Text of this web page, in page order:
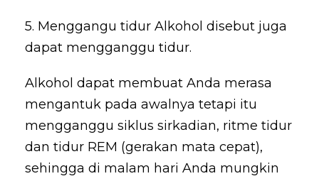
5. Menggangu tidur Alkohol disebut juga
dapat mengganggu tidur.
Alkohol dapat membuat Anda merasa
mengantuk pada awalnya tetapi itu
mengganggu siklus sirkadian, ritme tidur
dan tidur REM (gerakan mata cepat),
sehingga di malam hari Anda mungkin